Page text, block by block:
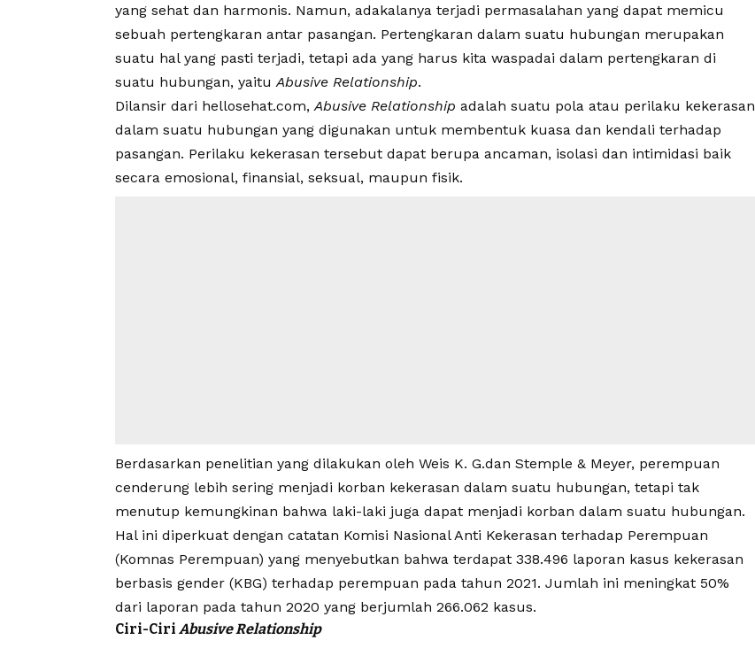
yang sehat dan harmonis. Namun, adakalanya terjadi permasalahan yang dapat memicu
sebuah pertengkaran antar pasangan. Pertengkaran dalam suatu hubungan merupakan
suatu hal yang pasti terjadi, tetapi ada yang harus kita waspadai dalam pertengkaran di
suatu hubungan, yaituAbusive Relationship.
Dilansir dari hellosehat.com,Abusive Relationship adalah suatu pola atau perilaku kekerasan
dalam suatu hubungan yang digunakan untuk membentuk kuasa dan kendali terhadap
pasangan. Perilaku kekerasan tersebut dapat berupa ancaman, isolasi dan intimidasi baik
secara emosional, finansial, seksual, maupun fisik.
Berdasarkan penelitian yang dilakukan oleh Weis K. G.dan Stemple & Meyer, perempuan
cenderung lebih sering menjadi korban kekerasan dalam suatu hubungan, tetapi tak
menutup kemungkinan bahwa laki-laki juga dapat menjadi korban dalam suatu hubungan.
Hal ini diperkuat dengan catatan Komisi Nasional Anti Kekerasan terhadap Perempuan
(Komnas Perempuan) yang menyebutkan bahwa terdapat 338.496 laporan kasus kekerasan
berbasis gender (KBG) terhadap perempuan pada tahun 2021. Jumlah ini meningkat 50%
dari laporan pada tahun 2020 yang berjumlah 266.062 kasus.
Ciri-Ciri Abusive Relationship